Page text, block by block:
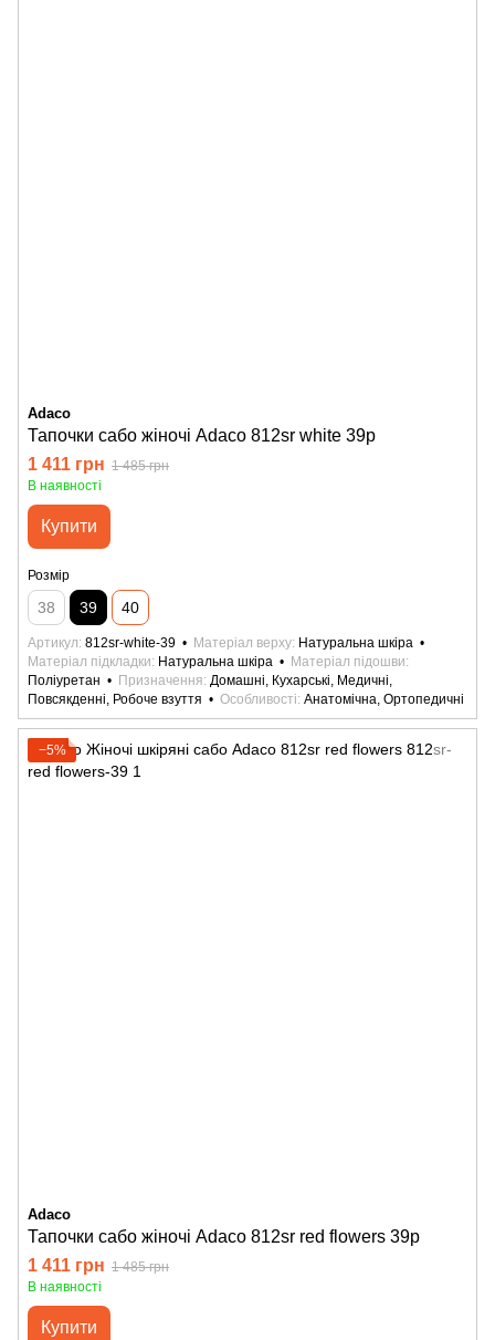
Adaco
Тапочки сабо жіночі Adaco 812sr white 39р
1 411 грн 1 485 грн
В наявності
Купити
Розмір
38 39 40
Артикул 812sr-white-39 Матеріал верху Натуральна шкіра
Матеріал підкладки
Натуральна шкіра
Матеріал підошви
Поліуретан
Призначення Домашні, Кухарські, Медичні,
Повсякденні, Робоче взуття
Особливості Анатомічна, Ортопедичні
−5%
Adaco
Тапочки сабо жіночі Adaco 812sr red flowers 39р
1 411 грн 1 485 грн
В наявності
Купити